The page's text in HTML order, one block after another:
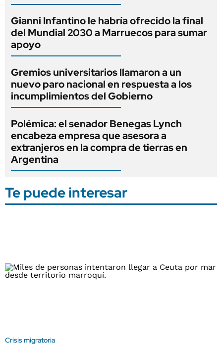
Gianni Infantino le habría ofrecido la final
del Mundial 2030 a Marruecos para sumar
apoyo
Gremios universitarios llamaron a un
nuevo paro nacional en respuesta a los
incumplimientos del Gobierno
Polémica: el senador Benegas Lynch
encabeza empresa que asesora a
extranjeros en la compra de tierras en
Argentina
Te puede interesar
Crisis migratoria